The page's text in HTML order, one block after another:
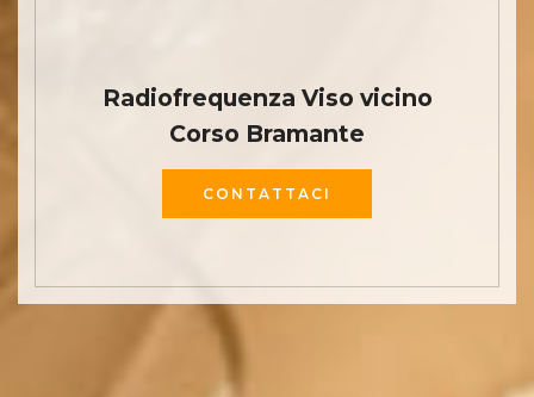
Radiofrequenza Viso vicino
Corso Bramante
CONTATTACI